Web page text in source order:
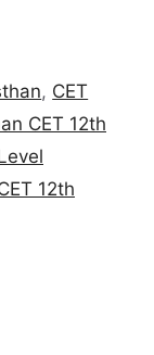
, CET
CET 12th
12th